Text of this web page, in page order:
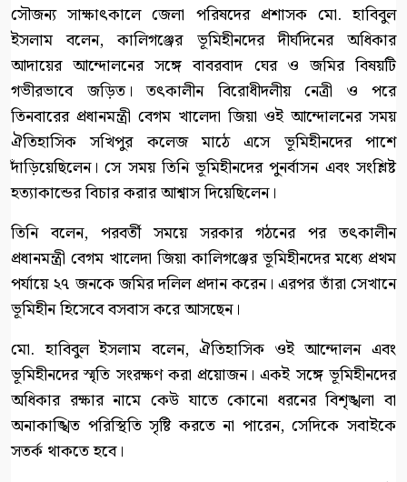
সৌজন্য সাক্ষাৎকালে জেলা পরিষদের প্রশাসক মো. হাবিবুল
ইসলাম বলেন, কালিগঞ্জের ভূমিহীনদের দীর্ঘদিনের অধিকার
আদায়ের আন্দোলনের সঙ্গে বাবরবাদ ঘের ও জমির বিষয়টি
গভীরভাবে জড়িত। তৎকালীন বিরোধীদলীয় নেত্রী ও পরে
তিনবারের প্রধানমন্ত্রী বেগম খালেদা জিয়া ওই আন্দোলনের সময়
ঐতিহাসিক সখিপুর কলেজ মাঠে এসে ভূমিহীনদের পাশে
দাঁড়িয়েছিলেন। সে সময় তিনি ভূমিহীনদের পুনর্বাসন এবং সংশ্লিষ্ট
হত্যাকান্ডের বিচার করার আশ্বাস দিয়েছিলেন।
তিনি বলেন, পরবর্তী সময়ে সরকার গঠনের পর তৎকালীন
প্রধানমন্ত্রী বেগম খালেদা জিয়া কালিগঞ্জের ভূমিহীনদের মধ্যে প্রথম
পর্যায়ে ২৭ জনকে জমির দলিল প্রদান করেন। এরপর তাঁরা সেখানে
ভূমিহীন হিসেবে বসবাস করে আসছেন।
মো. হাবিবুল ইসলাম বলেন, ঐতিহাসিক ওই আন্দোলন এবং
ভূমিহীনদের স্মৃতি সংরক্ষণ করা প্রয়োজন। একই সঙ্গে ভূমিহীনদের
অধিকার রক্ষার নামে কেউ যাতে কোনো ধরনের বিশৃঙ্খলা বা
অনাকাঙ্খিত পরিস্থিতি সৃষ্টি করতে না পারেন, সেদিকে সবাইকে
সতর্ক থাকতে হবে।